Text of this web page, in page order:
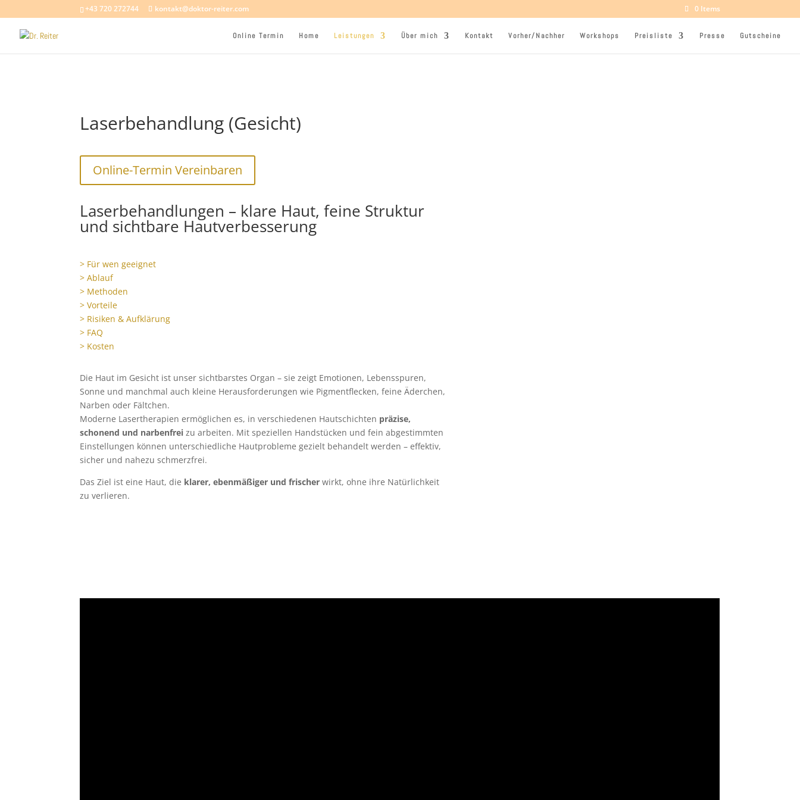
+43 720 272744 kontakt@doktor-reiter.com 0 Items
Online Termin Home Leistungen Über mich Kontakt Vorher/Nachher Workshops Preisliste Presse Gutscheine
Laserbehandlung (Gesicht)
Online-Termin Vereinbaren
Laserbehandlungen – klare Haut, feine Struktur
und sichtbare Hautverbesserung
> Für wen geeignet
> Ablauf
> Methoden
> Vorteile
> Risiken & Aufklärung
> FAQ
> Kosten
Die Haut im Gesicht ist unser sichtbarstes Organ – sie zeigt Emotionen, Lebensspuren,
Sonne und manchmal auch kleine Herausforderungen wie Pigmentflecken, feine Äderchen,
Narben oder Fältchen.
Moderne Lasertherapien ermöglichen es, in verschiedenen Hautschichten präzise,
schonend und narbenfrei zu arbeiten. Mit speziellen Handstücken und fein abgestimmten
Einstellungen können unterschiedliche Hautprobleme gezielt behandelt werden – effektiv,
sicher und nahezu schmerzfrei.
Das Ziel ist eine Haut, die klarer, ebenmäßiger und frischer wirkt, ohne ihre Natürlichkeit
zu verlieren.